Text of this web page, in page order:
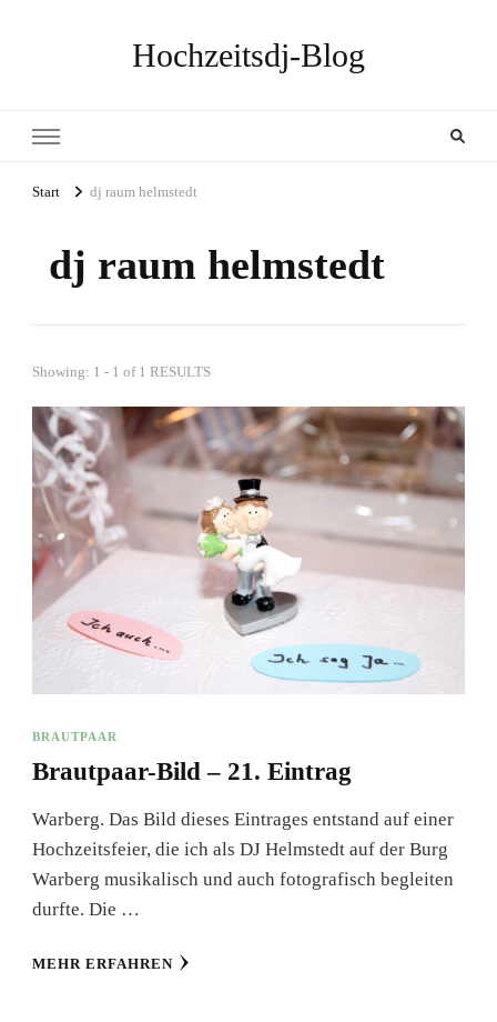
Hochzeitsdj-Blog
Start dj raum helmstedt
dj raum helmstedt
Showing: 1 - 1 of 1 RESULTS
BRAUTPAAR
Brautpaar-Bild – 21. Eintrag
Warberg. Das Bild dieses Eintrages entstand auf einer
Hochzeitsfeier, die ich als DJ Helmstedt auf der Burg
Warberg musikalisch und auch fotografisch begleiten
durfte. Die …
MEHR ERFAHREN